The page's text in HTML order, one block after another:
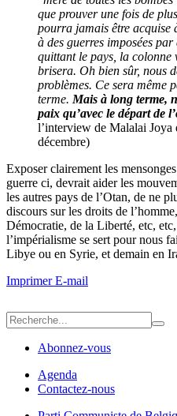
que prouver une fois de
pourra jamais être acquise
à des guerres imposées
quittant le pays, la colonne
brisera. Oh bien sûr, nous
problèmes. Ce sera même
terme. Mais à long terme,
paix qu’avec le départ de
l’interview de Malalai Joya
décembre)
Exposer clairement les
guerre ci, devrait aider les
les autres pays de l’Otan, de ne
discours sur les droits de
Démocratie, de la Liberté, etc,
l’impérialisme se sert pour nous
Libye ou en Syrie, et demain en
ImprimerE-mail
Abonnez-vous
Agenda
Contactez-nous